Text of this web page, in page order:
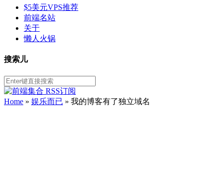
$5美元VPS推荐
前端名站
关于
懒人火锅
搜索儿
Home » 娱乐而已 » 我的博客有了独立域名